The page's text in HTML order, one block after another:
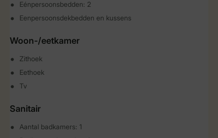
Eénpersoonsbedden: 2
Eenpersoonsdekbedden en kussens
Woon-/eetkamer
Zithoek
Eethoek
Tv
Sanitair
Aantal badkamers: 1